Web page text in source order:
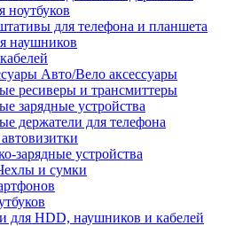
ноутбуков
для телефона и планшета
наушников
Авто/Вело аксессуары
ресиверы и трансмиттеры
зарядные устройства
держатели для телефона
зарядные устройства
и сумки
для HDD, наушников и кабелей